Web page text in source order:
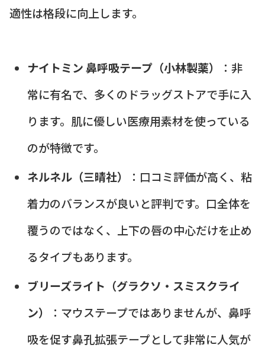
適性は格段に向上します。
ナイトミン 鼻呼吸テープ（小林製薬）
：非
常に有名で、多くのドラッグストアで手に入
ります。肌に優しい医療用素材を使っている
のが特徴です。
ネルネル（三晴社）
：口コミ評価が高く、粘
着力のバランスが良いと評判です。口全体を
覆うのではなく、上下の唇の中心だけを止め
るタイプもあります。
ブリーズライト（グラクソ・スミスクライ
ン）
：マウステープではありませんが、鼻呼
吸を促す鼻孔拡張テープとして非常に人気が